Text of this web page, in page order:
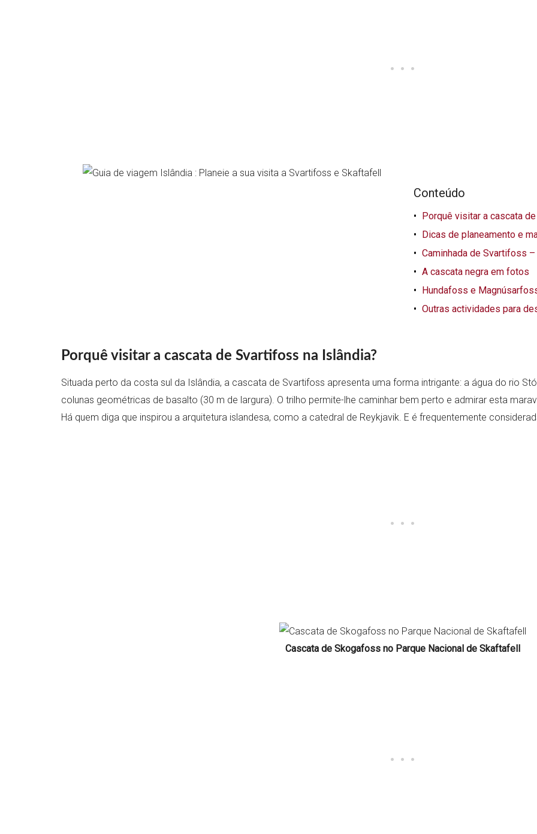
Conteúdo
Porquê visitar a cascata
Dicas de planeamento e
Caminhada de Svartifoss
A cascata negra em fotos
Hundafoss e
Outras actividades para
Porquê visitar a cascata de Svartifoss na Islândia?
Situada perto da costa sul da Islândia, a cascata de Svartifoss apresenta uma forma intrigante: a água do rio
colunas geométricas de basalto (30 m de largura). O trilho permite-lhe caminhar bem perto e admirar esta
Há quem diga que inspirou a arquitetura islandesa, como a catedral de Reykjavik. E é frequentemente
Cascata de Skogafoss no Parque Nacional de Skaftafell